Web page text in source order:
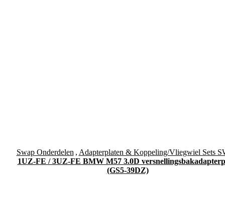
Swap Onderdelen , Adapterplaten & Koppeling/Vliegwiel Sets
1UZ-FE / 3UZ-FE BMW M57 3.0D
(GS5-39DZ)